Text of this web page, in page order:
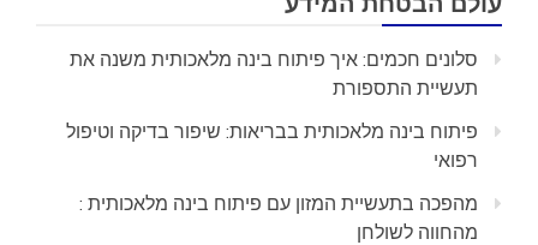
סלונים חכמים: איך פיתוח בינה מלאכותית משנה את
תעשיית התספורת
פיתוח בינה מלאכותית בבריאות: שיפור בדיקה וטיפול
רפואי
מהפכה בתעשיית המזון עם פיתוח בינה מלאכותית :
מהחווה לשולחן